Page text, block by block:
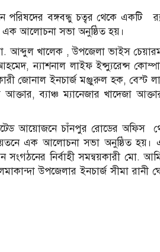
বঙ্গবন্ধু চত্বর থেকে একটি
এক আলোচনা সভা অনুষ্ঠিত হয়।
আব্দুল খালেক , উপজেলা ভাইস
ন্যাশনাল লাইফ ইন্স্যুরেন্স
জোনাল ইনচার্জ মঞ্জুরুল হক, বেস্ট
ব্যাঞ্চ ম্যানেজার খাদেজা
আয়োজনে চাঁনপুর রোডের অফিস
এক আলোচনা সভা অনুষ্ঠিত হয়।
সংগঠনের নির্বাহী সমন্বয়কারী মো.
উপজেলার ইনচার্জ সীমা রানী